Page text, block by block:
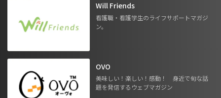
Will Friends
看護職・看護学生のライフサポートマガジ
ン。
OVO
美味しい！楽しい！感動！ 身近で旬な話
題を発信するウェブマガジン